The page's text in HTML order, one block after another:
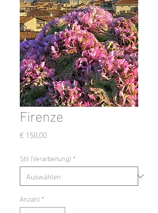
Firenze
€ 150,00
Stil (Verarbeitung) *
Anzahl *